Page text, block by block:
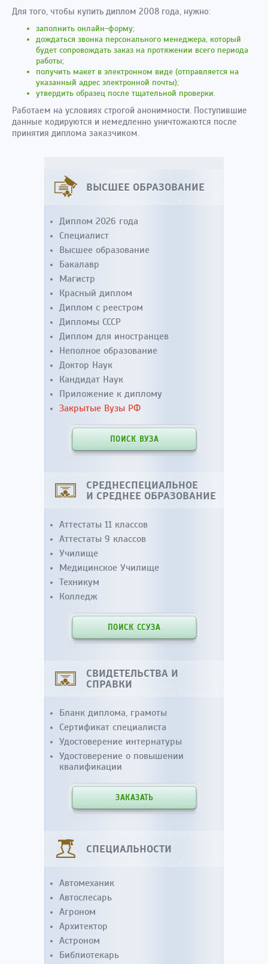
Для того, чтобы купить диплом 2008 года, нужно:
заполнить онлайн-форму;
дождаться звонка персонального менеджера, который
будет сопровождать заказ на протяжении всего периода
работы;
получить макет в электронном виде (отправляется на
указанный адрес электронной почты);
утвердить образец после тщательной проверки.
Работаем на условиях строгой анонимности. Поступившие
данные кодируются и немедленно уничтожаются после
принятия диплома заказчиком.
ВЫСШЕЕ ОБРАЗОВАНИЕ
Диплом 2026 года
Специалист
Высшее образование
Бакалавр
Магистр
Красный диплом
Диплом с реестром
Дипломы СССР
Диплом для иностранцев
Неполное образование
Доктор Наук
Кандидат Наук
Приложение к диплому
Закрытые Вузы РФ
ПОИСК ВУЗА
СРЕДНЕСПЕЦИАЛЬНОЕ
И СРЕДНЕЕ ОБРАЗОВАНИЕ
Аттестаты 11 классов
Аттестаты 9 классов
Училище
Медицинское Училище
Техникум
Колледж
ПОИСК ССУЗА
СВИДЕТЕЛЬСТВА И
СПРАВКИ
Бланк диплома, грамоты
Сертификат специалиста
Удостоверение интернатуры
Удостоверение о повышении
квалификации
ЗАКАЗАТЬ
СПЕЦИАЛЬНОСТИ
Автомеханик
Автослесарь
Агроном
Архитектор
Астроном
Библиотекарь